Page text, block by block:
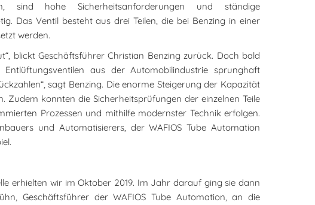
sind hohe Sicherheitsanforderungen und ständige
Das Ventil besteht aus drei Teilen, die bei Benzing in einer
werden.
blickt Geschäftsführer Christian Benzing zurück. Doch bald
aus der Automobilindustrie sprunghaft
sagt Benzing. Die enorme Steigerung der Kapazität
konnten die Sicherheitsprüfungen der einzelnen Teile
Prozessen und mithilfe modernster Technik erfolgen.
und Automatisierers, der WAFIOS Tube Automation
erhielten wir im Oktober 2019. Im Jahr darauf ging sie dann
Geschäftsführer der WAFIOS Tube Automation, an die